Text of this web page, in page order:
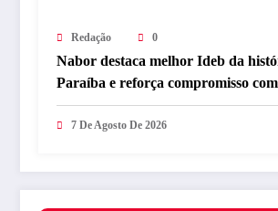
Redação 0
Nabor destaca melhor Ideb da
Paraíba e reforça compromisso
qualidade
7 De Agosto De 2026